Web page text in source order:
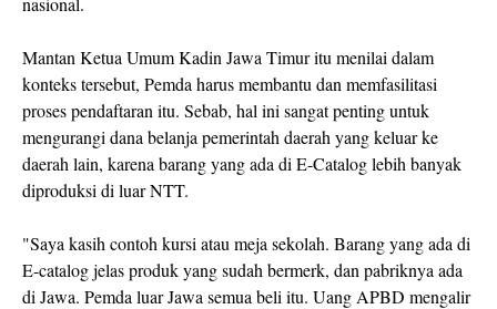
Mantan Ketua Umum Kadin Jawa Timur itu menilai dalam
konteks tersebut, Pemda harus membantu dan memfasilitasi
proses pendaftaran itu. Sebab, hal ini sangat penting untuk
mengurangi dana belanja pemerintah daerah yang keluar ke
daerah lain, karena barang yang ada di E-Catalog lebih banyak
diproduksi di luar NTT.
"Saya kasih contoh kursi atau meja sekolah. Barang yang ada di
E-catalog jelas produk yang sudah bermerk, dan pabriknya ada
di Jawa. Pemda luar Jawa semua beli itu. Uang APBD mengalir